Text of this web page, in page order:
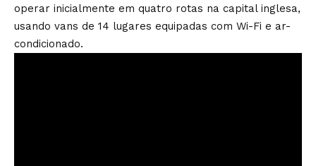
operar inicialmente em quatro rotas na capital inglesa,
usando vans de 14 lugares equipadas com Wi-Fi e ar-
condicionado.